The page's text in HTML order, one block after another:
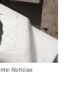
Notícias